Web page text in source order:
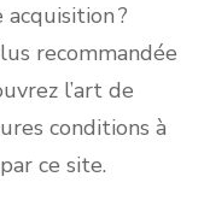
?
recommandée
l’art de
conditions à
ce site.